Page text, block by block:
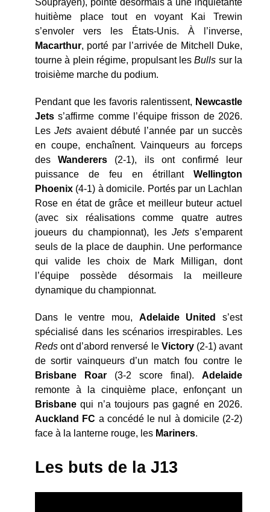
Souprayen), pointe désormais à une inquiétante
huitième place tout en voyant Kai Trewin
s’envoler vers les États-Unis. À l’inverse,
Macarthur, porté par l’arrivée de Mitchell Duke,
tourne à plein régime, propulsant lesBulls sur la
troisième marche du podium.
Pendant que les favoris ralentissent, Newcastle
Jets s’affirme comme l’équipe frisson de 2026.
LesJets avaient débuté l’année par un succès
en coupe, enchaînent. Vainqueurs au forceps
desWanderers (2-1), ils ont confirmé leur
puissance de feu en étrillant Wellington
Phoenix (4-1) à domicile. Portés par un Lachlan
Rose en état de grâce et meilleur buteur actuel
(avec six réalisations comme quatre autres
joueurs du championnat), lesJets s’emparent
seuls de la place de dauphin. Une performance
qui valide les choix de Mark Milligan, dont
l’équipe possède désormais la meilleure
dynamique du championnat.
Dans le ventre mou, Adelaide United
s’est
spécialisé dans les scénarios irrespirables. Les
Reds ont d’abord renversé le Victory(2-1) avant
de sortir vainqueurs d’un match fou contre le
Brisbane Roar (3-2 score final). Adelaide
remonte à la cinquième place, enfonçant un
Brisbane qui n’a toujours pas gagné en 2026.
Auckland FC a concédé le nul à domicile (2-2)
face à la lanterne rouge, les Mariners.
Les buts de la J13